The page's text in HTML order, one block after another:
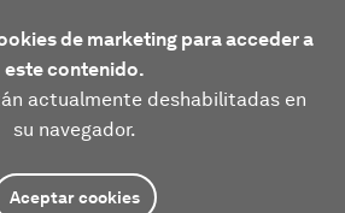
de marketing para acceder a
este contenido.
actualmente deshabilitadas en
su navegador.
Aceptar cookies